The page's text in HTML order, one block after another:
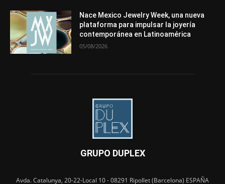
Nace Mexico Jewelry Week, una nueva
plataforma para impulsar la joyería
contemporánea en Latinoamérica
05/08/2026
GRUPO DUPLEX
Avda. Catalunya, 20-22-Local 10 - 08291 Ripollet (Barcelona) ESPAÑA